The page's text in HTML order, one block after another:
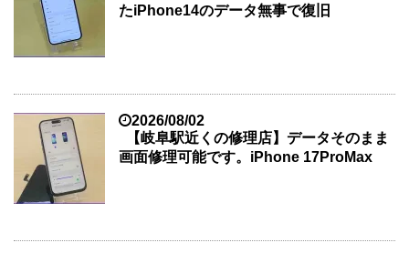
たiPhone14のデータ無事で復旧
2026/08/02
【岐阜駅近くの修理店】データそのまま
画面修理可能です。iPhone 17ProMax